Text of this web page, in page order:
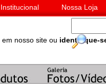
em nosso site ou identifique-
Institucional Nossa Loja